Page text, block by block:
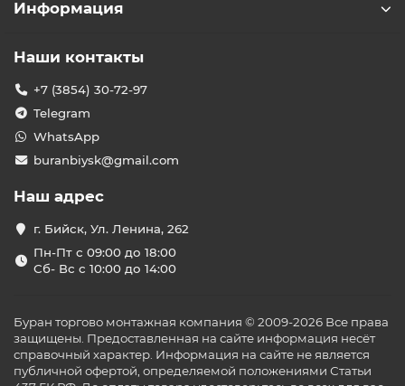
Информация
Наши контакты
+7 (3854) 30-72-97
Telegram
WhatsApp
buranbiysk@gmail.com
Наш адрес
г. Бийск, Ул. Ленина, 262
Пн-Пт с 09:00 до 18:00
Сб- Вс с 10:00 до 14:00
Буран торгово монтажная компания © 2009-2026 Все права
защищены. Предоставленная на сайте информация несёт
справочный характер. Информация на сайте не является
публичной офертой, определяемой положениями Статьи